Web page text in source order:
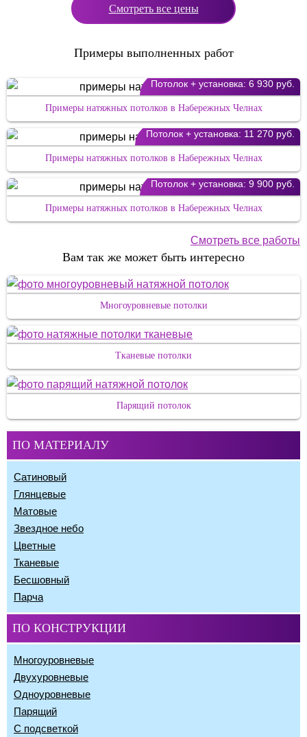
Смотреть все цены
Примеры выполненных работ
Потолок + установка: 6 930 руб.
Примеры натяжных потолков в Набережных Челнах
Потолок + установка: 11 270 руб.
Примеры натяжных потолков в Набережных Челнах
Потолок + установка: 9 900 руб.
Примеры натяжных потолков в Набережных Челнах
Смотреть все работы
Вам так же может быть интересно
Многоуровневые потолки
Тканевые потолки
Парящий потолок
ПО МАТЕРИАЛУ
Сатиновый
Глянцевые
Матовые
Звездное небо
Цветные
Тканевые
Бесшовный
Парча
ПО КОНСТРУКЦИИ
Многоуровневые
Двухуровневые
Одноуровневые
Парящий
С подсветкой